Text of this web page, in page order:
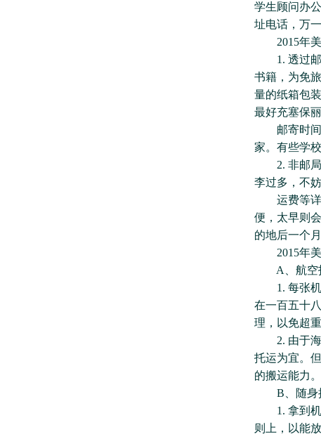
学生顾问办
址电话，万
2015年美
1. 透过邮
书籍，为免
量的纸箱包
最好充塞保丽
邮寄时间
家。有些学
2. 非邮局
李过多，不
运费等详
便，太早则
的地后一个
2015年美
A、航空
1. 每张机
在一百五十
理，以免超
2. 由于海
托运为宜。
的搬运能力。
B、随身
1. 拿到机
则上，以能